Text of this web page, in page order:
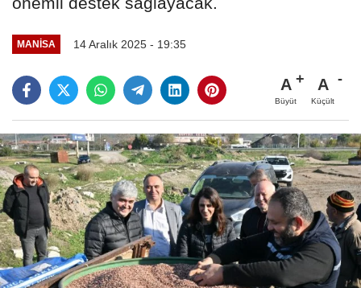
MANİSA 14 Aralık 2025 - 19:35
A
Büyüt
A
Küçült